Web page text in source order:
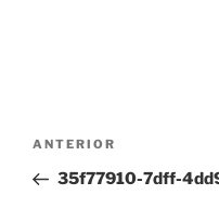
Navegación
entradas
Entrada
anterior:
ANTERIOR
35f77910-7dff-